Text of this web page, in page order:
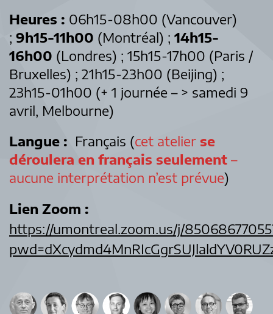
Heures : 06h15-08h00 (Vancouver)
; 9h15-11h00 (Montréal) ; 14h15-
16h00 (Londres) ; 15h15-17h00 (Paris /
Bruxelles) ; 21h15-23h00 (Beijing) ;
23h15-01h00 (+ 1 journée – > samedi 9
avril, Melbourne)
Langue : Français (cet atelier se
déroulera en français seulement –
aucune interprétation n’est prévue)
Lien Zoom :
https://umontreal.zoom.us/j/